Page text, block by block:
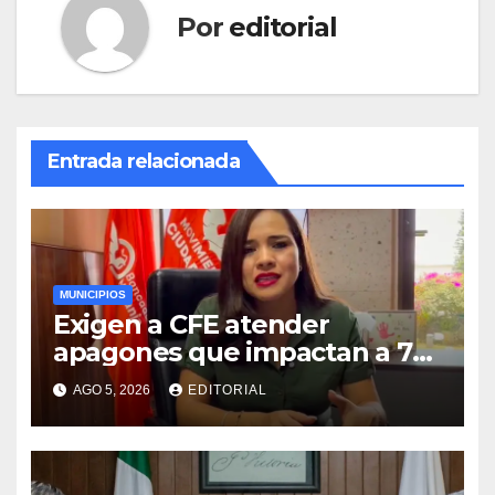
Por editorial
Entrada relacionada
MUNICIPIOS
Exigen a CFE atender
apagones que impactan a 72
municipios veracruzanos
AGO 5, 2026 EDITORIAL